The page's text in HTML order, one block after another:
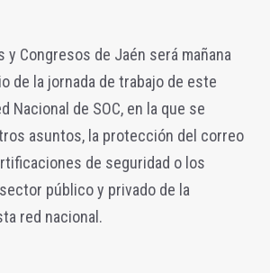
y Congresos de Jaén será mañana
de la jornada de trabajo de este
Nacional de SOC, en la que se
asuntos, la protección del correo
de seguridad o los
público y privado de la
red nacional.